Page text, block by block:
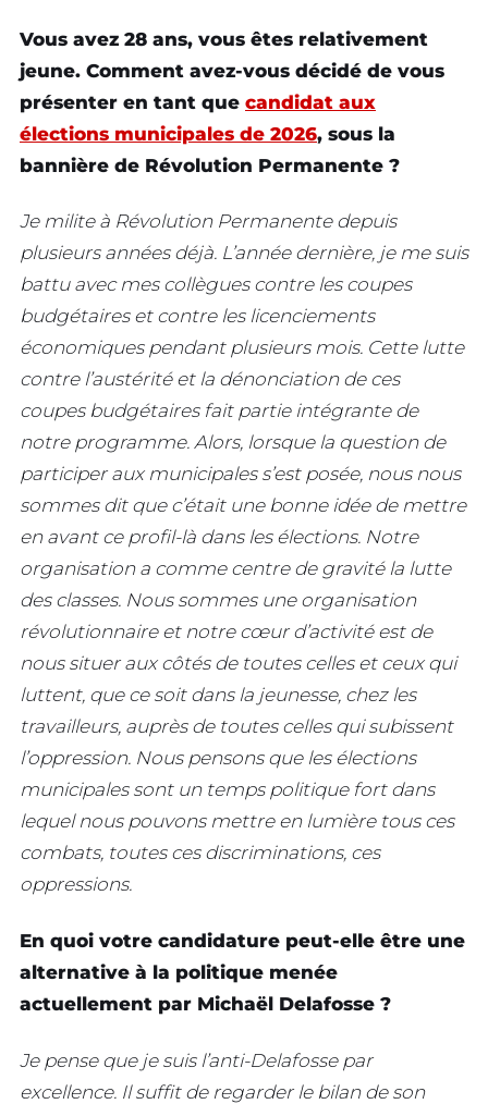
Vous avez 28 ans, vous êtes relativement
jeune. Comment avez-vous décidé de vous
présenter en tant que candidat aux
élections municipales de 2026, sous la
bannière de Révolution Permanente ?
Je milite à Révolution Permanente depuis
plusieurs années déjà. L’année dernière, je me suis
battu avec mes collègues contre les coupes
budgétaires et contre les licenciements
économiques pendant plusieurs mois. Cette lutte
contre l’austérité et la dénonciation de ces
coupes budgétaires fait partie intégrante de
notre programme. Alors, lorsque la question de
participer aux municipales s’est posée, nous nous
sommes dit que c’était une bonne idée de mettre
en avant ce profil-là dans les élections. Notre
organisation a comme centre de gravité la lutte
des classes. Nous sommes une organisation
révolutionnaire et notre cœur d’activité est de
nous situer aux côtés de toutes celles et ceux qui
luttent, que ce soit dans la jeunesse, chez les
travailleurs, auprès de toutes celles qui subissent
l’oppression. Nous pensons que les élections
municipales sont un temps politique fort dans
lequel nous pouvons mettre en lumière tous ces
combats, toutes ces discriminations, ces
oppressions.
En quoi votre candidature peut-elle être une
alternative à la politique menée
actuellement par Michaël Delafosse ?
Je pense que je suis l’anti-Delafosse par
excellence. Il suffit de regarder le bilan de son